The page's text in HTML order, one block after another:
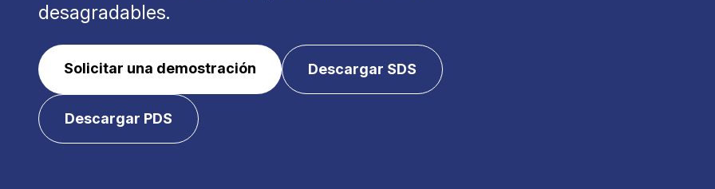
desagradables.
Solicitar una demostración Descargar SDS
Descargar PDS